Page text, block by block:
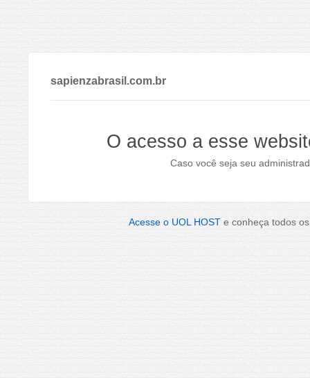
sapienzabrasil.com.br
O acesso a esse
Caso você seja seu
Acesse o UOL HOST e conheça todos